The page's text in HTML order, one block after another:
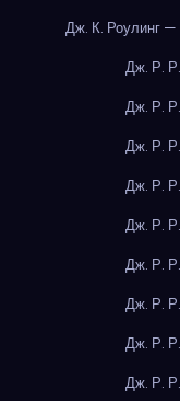
Дж. К. Роулинг —
Дж. Р.
Дж. Р.
Дж. Р.
Дж. Р.
Дж. Р.
Дж. Р.
Дж. Р.
Дж. Р.
Дж. Р.